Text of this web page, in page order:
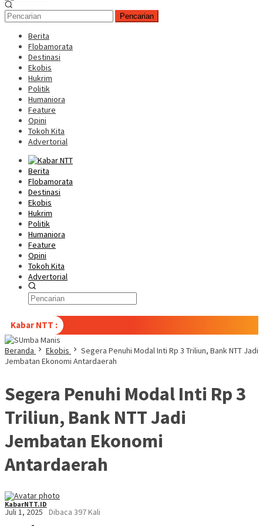
Pencarian
Berita
Flobamorata
Destinasi
Ekobis
Hukrim
Politik
Humaniora
Feature
Opini
Tokoh Kita
Advertorial
Berita
Flobamorata
Destinasi
Ekobis
Hukrim
Politik
Humaniora
Feature
Opini
Tokoh Kita
Advertorial
Kabar NTT :
Beranda Ekobis
Segera Penuhi Modal Inti Rp 3 Triliun, Bank NTT Jadi
Jembatan Ekonomi Antardaerah
Segera Penuhi Modal Inti Rp 3
Triliun, Bank NTT Jadi
Jembatan Ekonomi
Antardaerah
KabarNTT.ID
Juli 1, 2025 Dibaca 397 Kali